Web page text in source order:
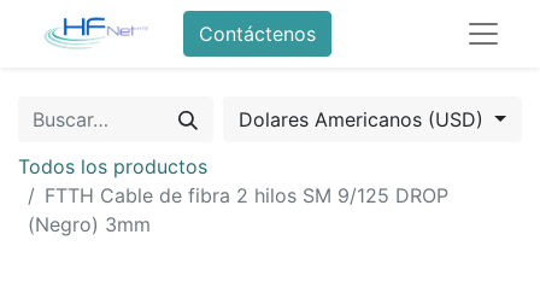
Contáctenos
Dolares Americanos (USD)
Todos los productos
FTTH Cable de fibra 2 hilos SM 9/125 DROP
(Negro) 3mm